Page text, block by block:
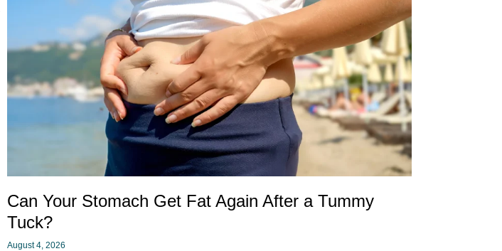
Can Your Stomach Get Fat Again After a Tummy
Tuck?
August 4, 2026